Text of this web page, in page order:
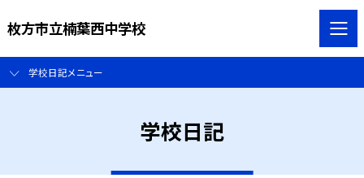
枚方市立楠葉西中学校
学校日記メニュー
学校日記